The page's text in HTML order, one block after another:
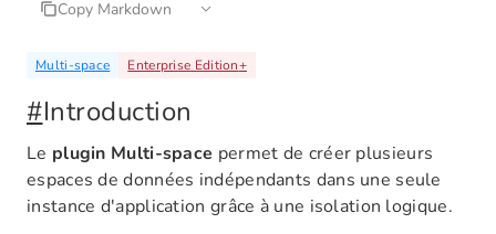
Copy Markdown
Multi-space Enterprise Edition+
#Introduction
Le plugin Multi-space permet de créer plusieurs
espaces de données indépendants dans une seule
instance d'application grâce à une isolation logique.